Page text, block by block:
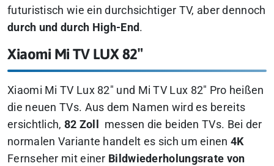
futuristisch wie ein durchsichtiger TV, aber dennoch
durch und durch High-End .
Xiaomi Mi TV LUX 82″
Xiaomi Mi TV Lux 82″ und Mi TV Lux 82″ Pro heißen
die neuen TVs. Aus dem Namen wird es bereits
ersichtlich, 82 Zoll
messen die beiden TVs. Bei der
normalen Variante handelt es sich um einen 4K
Fernseher mit einer Bildwiederholungsrate von